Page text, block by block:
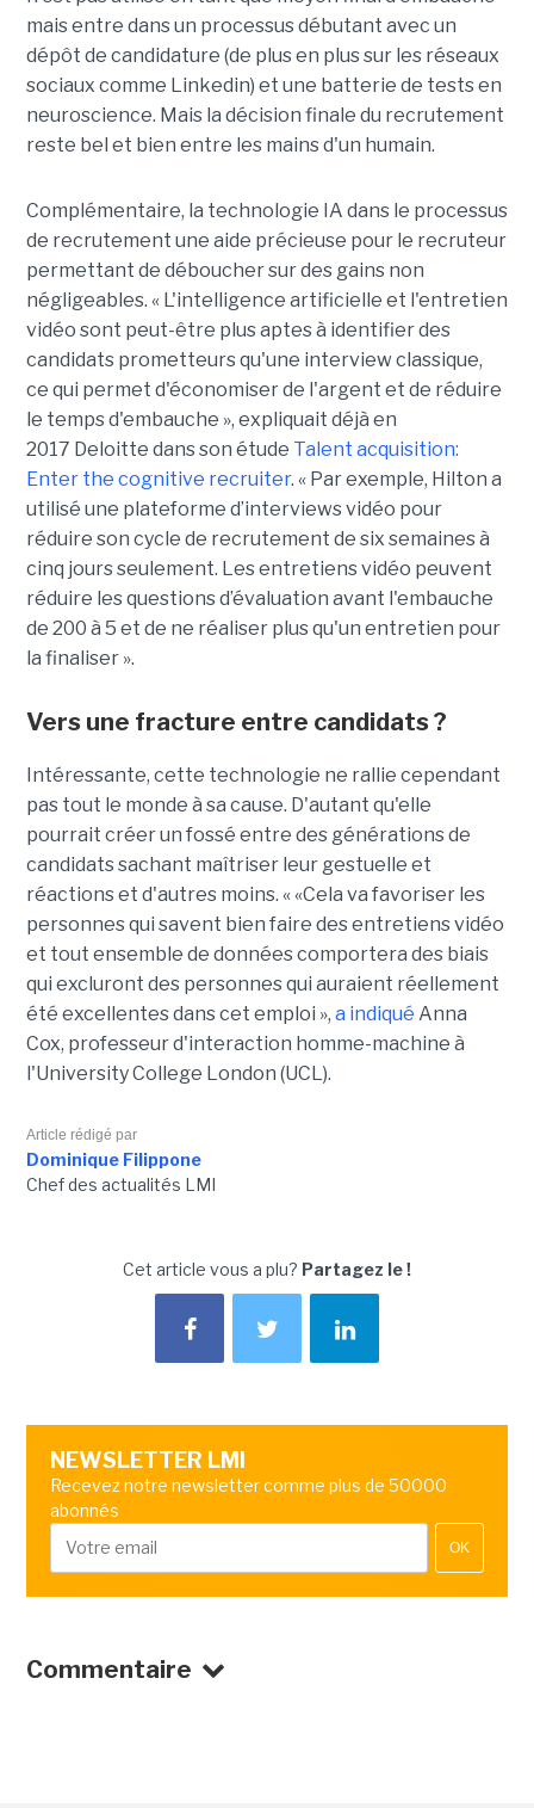
mais entre dans un processus débutant avec un
dépôt de candidature (de plus en plus sur les réseaux
sociaux comme Linkedin) et une batterie de tests en
neuroscience. Mais la décision finale du recrutement
reste bel et bien entre les mains d'un humain.
Complémentaire, la technologie IA dans le processus
de recrutement une aide précieuse pour le recruteur
permettant de déboucher sur des gains non
négligeables. « L'intelligence artificielle et l'entretien
vidéo sont peut-être plus aptes à identifier des
candidats prometteurs qu'une interview classique,
ce qui permet d'économiser de l'argent et de réduire
le temps d'embauche », expliquait déjà en
2017 Deloitte dans son étude Talent acquisition:
Enter the cognitive recruiter. « Par exemple, Hilton a
utilisé une plateforme d’interviews vidéo pour
réduire son cycle de recrutement de six semaines à
cinq jours seulement. Les entretiens vidéo peuvent
réduire les questions d’évaluation avant l'embauche
de 200 à 5 et de ne réaliser plus qu'un entretien pour
la finaliser ».
Vers une fracture entre candidats ?
Intéressante, cette technologie ne rallie cependant
pas tout le monde à sa cause. D'autant qu'elle
pourrait créer un fossé entre des générations de
candidats sachant maîtriser leur gestuelle et
réactions et d'autres moins. « «Cela va favoriser les
personnes qui savent bien faire des entretiens vidéo
et tout ensemble de données comportera des biais
qui excluront des personnes qui auraient réellement
été excellentes dans cet emploi », a indiqué Anna
Cox, professeur d'interaction homme-machine à
l'University College London (UCL).
Article rédigé par
Dominique Filippone
Chef des actualités LMI
Cet article vous a plu? Partagez le !
NEWSLETTER LMI
Recevez notre newsletter comme plus de 50000
abonnés
OK
Commentaire